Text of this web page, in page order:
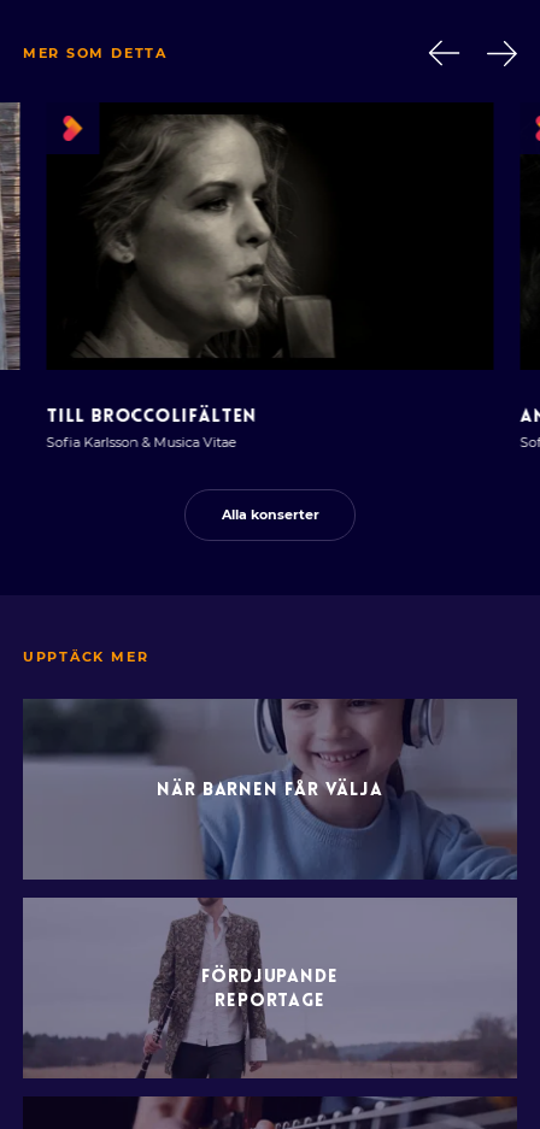
MER SOM DETTA
TILL BROCCOLIFÄLTEN
Sofia Karlsson & Musica Vitae
Alla konserter
UPPTÄCK MER
NÄR BARNEN FÅR VÄLJA
FÖRDJUPANDE
REPORTAGE